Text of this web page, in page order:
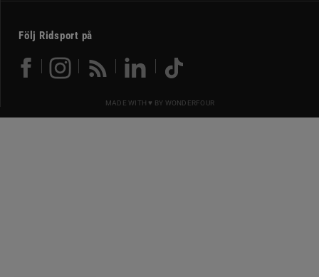
Följ Ridsport på
MADE WITH ♥ BY WONDERFOUR